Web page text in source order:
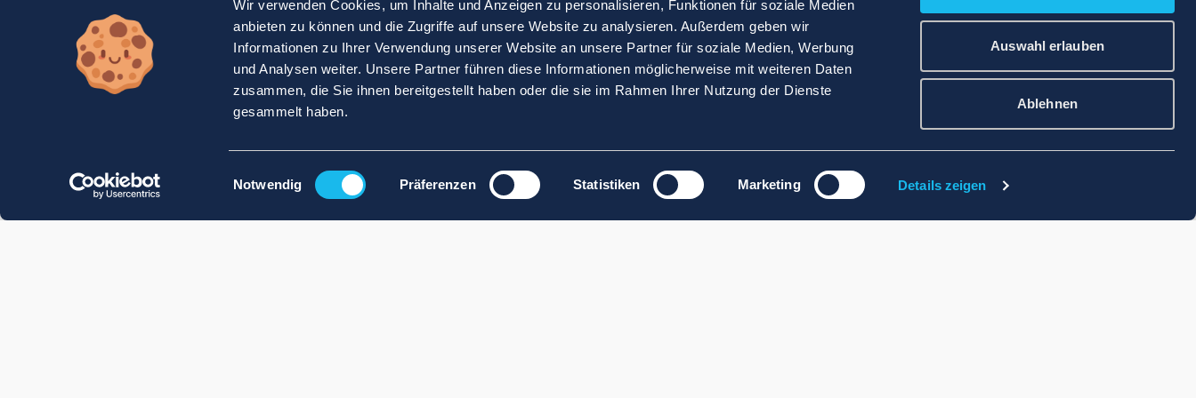
Wir verwenden Cookies, um Inhalte und Anzeigen zu personalisieren, Funktionen für soziale Medien
anbieten zu können und die Zugriffe auf unsere Website zu analysieren. Außerdem geben wir
Informationen zu Ihrer Verwendung unserer Website an unsere Partner für soziale Medien, Werbung
und Analysen weiter. Unsere Partner führen diese Informationen möglicherweise mit weiteren Daten
zusammen, die Sie ihnen bereitgestellt haben oder die sie im Rahmen Ihrer Nutzung der Dienste
gesammelt haben.
Einwilligungsauswahl
Notwendig Präferenzen Statistiken Marketing Details zeigen
Auswahl erlauben
Ablehnen